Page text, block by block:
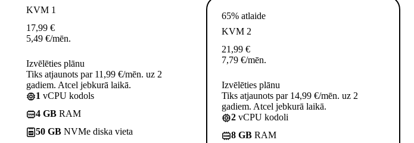
KVM 1
17,99 €
5,49 €/mēn.
Izvēlēties plānu
Tiks atjaunots par 11,99 €/mēn. uz 2
gadiem. Atcel jebkurā laikā.
1 vCPU kodols
4 GB RAM
50 GB NVMe diska vieta
65% atlaide
KVM 2
21,99 €
7,79 €/mēn.
Izvēlēties plānu
Tiks atjaunots par 14,99 €/mēn. uz 2
gadiem. Atcel jebkurā laikā.
2 vCPU kodoli
8 GB RAM